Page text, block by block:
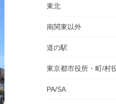
東北
南関東以外
道の駅
東京都市役所・町/村
PA/SA